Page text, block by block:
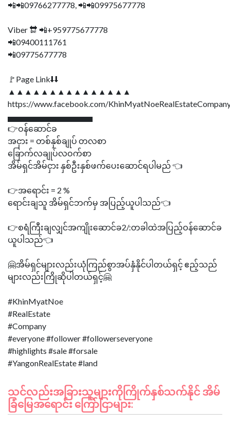
📲📲09766277778, 📲📲09975677778
Viber 🔛 📲+959775677778
📲09400111761
📲09775677778
🚩Page Link⬇⬇
▲▲▲▲▲▲▲▲▲▲▲▲▲▲▲
https://www.facebook.com/
▄▄▄▄▄▄▄▄▄▄▄▄▄▄▄
👉ဝန်ဆောင်ခ
အငှား = တစ်နှစ်ချုပ် တလစာ
ခြောက်လချုပ်လဝက်စာ
အိမ်ရှင်အိမ်ငှား နှစ်ဦးနှစ်ဖက်ပေးဆောင်ရပါမည် 👈
👉အရောင်း = 2 %
ရောင်းချသူ အိမ်ရှင်ဘက်မှ အပြည့်ယူပါသည်👈
👉စရံကြီးချလျှင်အကျိုးဆောင်ခ2/:တခါထဲအပြည့်ဝန်ဆောင်ခ
ယူပါသည်👈
🤗အိမ်ရှင်များလည်းယုံကြည်စွာအပ်နှံနိုင်ပါတယ်ရှင့် ဧည့်သည်
များလည်းကြိုဆိုပါတယ်ရှင့်🤗
#KhinMyatNoe
#RealEstate
#Company
#everyone #follower #followerseveryone
#highlights #sale #forsale
သင်လည်းအခြားသူများကိုကြိုက်နှစ်သက်နိုင် အိမ်
ခြံမြေအရောင်း ကြော်ငြာများ: